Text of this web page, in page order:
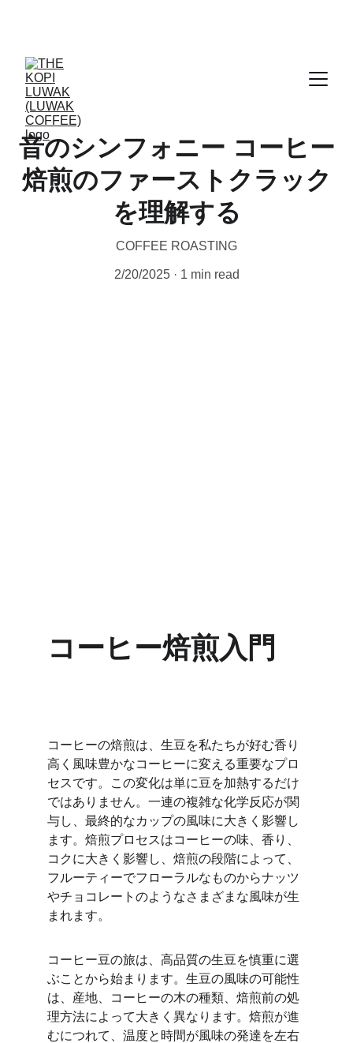
音のシンフォニー コーヒー
焙煎のファーストクラック
を理解する
COFFEE ROASTING
2/20/2025 1 min read
コーヒー焙煎入門
コーヒーの焙煎は、生豆を私たちが好む香り
高く風味豊かなコーヒーに変える重要なプロ
セスです。この変化は単に豆を加熱するだけ
ではありません。一連の複雑な化学反応が関
与し、最終的なカップの風味に大きく影響し
ます。焙煎プロセスはコーヒーの味、香り、
コクに大きく影響し、焙煎の段階によって、
フルーティーでフローラルなものからナッツ
やチョコレートのようなさまざまな風味が生
まれます。
コーヒー豆の旅は、高品質の生豆を慎重に選
ぶことから始まります。生豆の風味の可能性
は、産地、コーヒーの木の種類、焙煎前の処
理方法によって大きく異なります。焙煎が進
むにつれて、温度と時間が風味の発達を左右